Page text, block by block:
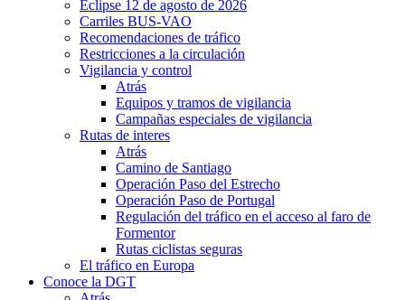
Eclipse 12 de agosto de 2026
Carriles BUS-VAO
Recomendaciones de tráfico
Restricciones a la circulación
Vigilancia y control
Atrás
Equipos y tramos de vigilancia
Campañas especiales de vigilancia
Rutas de interes
Atrás
Camino de Santiago
Operación Paso del Estrecho
Operación Paso de Portugal
Regulación del tráfico en el acceso al faro de
Formentor
Rutas ciclistas seguras
El tráfico en Europa
Conoce la DGT